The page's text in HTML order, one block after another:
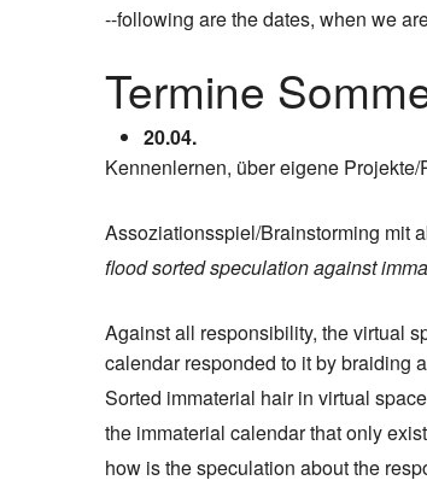
--following are the dates, when we
Termine
20.04.
Kennenlernen, über eigene
Assoziationsspiel/Brainstorming mit
floodsortedspeculationagainst
Against all responsibility, the virtual
calendar responded to it by braiding
Sorted immaterial hair in virtual
the immaterial calendar that only
how is the speculation about the